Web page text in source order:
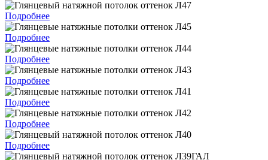
Подробнее
Подробнее
Подробнее
Подробнее
Подробнее
Подробнее
Подробнее